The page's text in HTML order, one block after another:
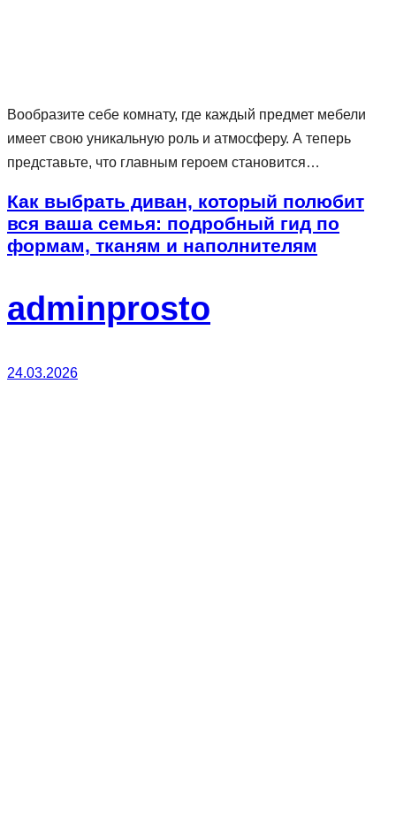
Вообразите себе комнату, где каждый предмет мебели
имеет свою уникальную роль и атмосферу. А теперь
представьте, что главным героем становится…
Как выбрать диван, который полюбит
вся ваша семья: подробный гид по
формам, тканям и наполнителям
adminprosto
24.03.2026